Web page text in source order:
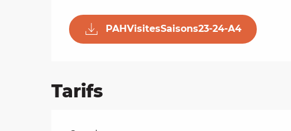
PAHVisitesSaisons23-24-A4
Tarifs